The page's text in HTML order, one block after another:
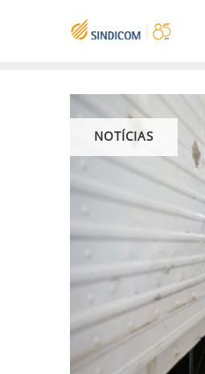
NOTÍCIAS